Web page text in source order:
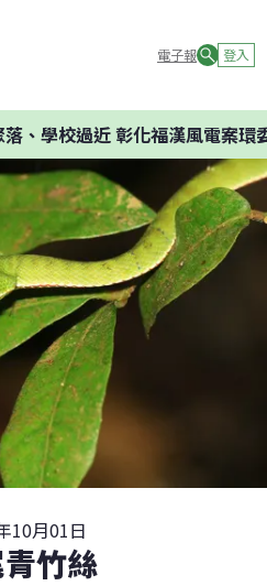
電子報 登入
校過近 彰化福漢風電案環委建
10月01日
竹絲